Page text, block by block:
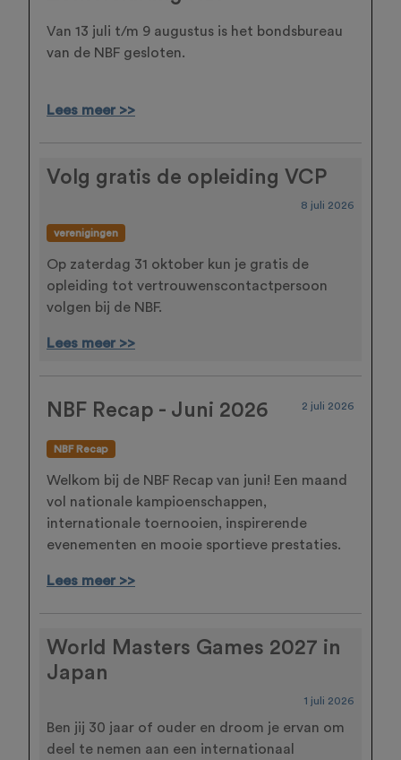
Van 13 juli t/m 9 augustus is het bondsbureau
van de NBF gesloten.
Lees meer >>
Volg gratis de opleiding VCP
8 juli 2026
verenigingen
Op zaterdag 31 oktober kun je gratis de
opleiding tot vertrouwenscontactpersoon
volgen bij de NBF.
Lees meer >>
NBF Recap - Juni 2026 2 juli 2026
NBF Recap
Welkom bij de NBF Recap van juni! Een maand
vol nationale kampioenschappen,
internationale toernooien, inspirerende
evenementen en mooie sportieve prestaties.
Lees meer >>
World Masters Games 2027 in
Japan
1 juli 2026
Ben jij 30 jaar of ouder en droom je ervan om
deel te nemen aan een internationaal